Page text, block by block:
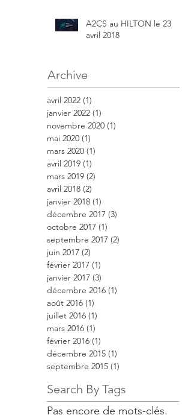
A2CS au HILTON le 23
avril 2018
Archive
avril 2022 (1)
janvier 2022 (1)
novembre 2020 (1)
mai 2020 (1)
mars 2020 (1)
avril 2019 (1)
mars 2019 (2)
avril 2018 (2)
janvier 2018 (1)
décembre 2017 (3)
octobre 2017 (1)
septembre 2017 (2)
juin 2017 (2)
février 2017 (1)
janvier 2017 (3)
décembre 2016 (1)
août 2016 (1)
juillet 2016 (1)
mars 2016 (1)
février 2016 (1)
décembre 2015 (1)
septembre 2015 (1)
Search By Tags
Pas encore de mots-clés.